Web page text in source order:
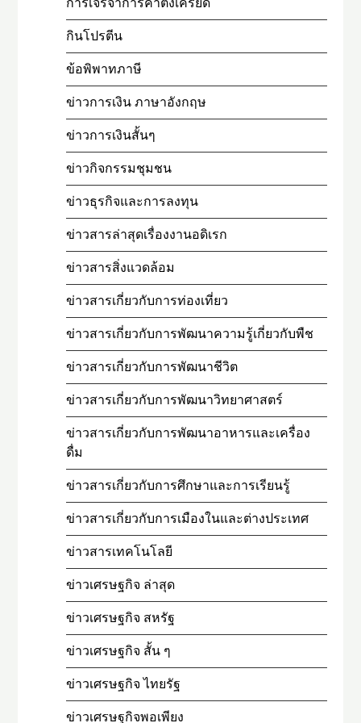
กินโปรตีน
ข้อพิพาทภาษี
ข่าวการเงิน ภาษาอังกฤษ
ข่าวการเงินสั้นๆ
ข่าวกิจกรรมชุมชน
ข่าวธุรกิจและการลงทุน
ข่าวสารล่าสุดเรื่องงานอดิเรก
ข่าวสารสิ่งแวดล้อม
ข่าวสารเกี่ยวกับการท่องเที่ยว
ข่าวสารเกี่ยวกับการพัฒนาความรู้เกี่ยวกับพืช
ข่าวสารเกี่ยวกับการพัฒนาชีวิต
ข่าวสารเกี่ยวกับการพัฒนาวิทยาศาสตร์
ข่าวสารเกี่ยวกับการพัฒนาอาหารและเครื่อง
ดื่ม
ข่าวสารเกี่ยวกับการศึกษาและการเรียนรู้
ข่าวสารเกี่ยวกับการเมืองในและต่างประเทศ
ข่าวสารเทคโนโลยี
ข่าวเศรษฐกิจ ล่าสุด
ข่าวเศรษฐกิจ สหรัฐ
ข่าวเศรษฐกิจ สั้น ๆ
ข่าวเศรษฐกิจ ไทยรัฐ
ข่าวเศรษฐกิจพอเพียง